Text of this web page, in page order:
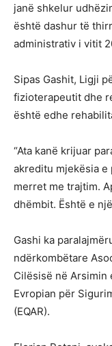
janë shkelur
është dashur të
administrativ i vitit
Sipas Gashit, Ligji
fizioterapeutit dhe
është edhe
“Ata kanë krijuar
akreditu mjekësia
merret me trajtim.
dhëmbit. Është e
Gashi ka
ndërkombëtare
Cilësisë në Arsimin
Evropian për
(EQAR).